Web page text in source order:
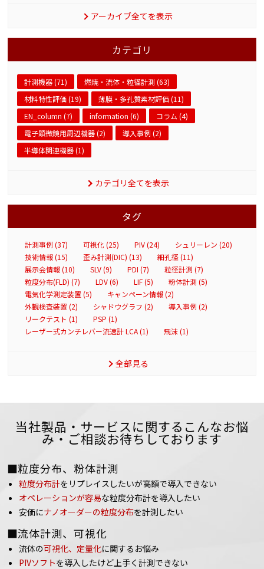
アーカイブ全てを表示
カテゴリ
計測機器 (71)
燃焼・流体・粒径計測 (63)
材料特性評価 (19)
薄膜・多孔質素材評価 (11)
EN_column (7)
information (6)
コラム (4)
電子顕微鏡用周辺機器 (2)
導入事例 (2)
半導体関連機器 (1)
カテゴリ全てを表示
タグ
計測事例 (37) 可視化 (25) PIV (24)
シュリーレン (20)
技術情報 (15)
歪み計測(DIC) (13)
細孔径 (11)
展示会情報 (10)
SLV (9) PDI (7)
粒径計測 (7)
粒度分布(FLD) (7)
LDV (6) LIF (5)
粉体計測 (5)
電気化学測定装置 (5)
キャンペーン情報 (2)
外観検査装置 (2)
シャドウグラフ (2)
導入事例 (2)
リークテスト (1)
PSP (1)
レーザー式カンチレバー流速計 LCA (1)
飛沫 (1)
全部見る
当社製品・サービスに関するこんなお悩
み・ご相談お待ちしております
■粒度分布、粉体計測
粒度分布計をリプレイスしたいが高額で導入できない
オペレーションが容易な粒度分布計を導入したい
安価にナノオーダーの粒度分布を計測したい
■流体計測、可視化
流体の可視化、定量化に関するお悩み
PIVソフトを導入したけど上手く計測できない